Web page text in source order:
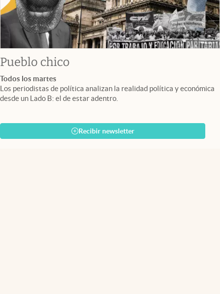
Pueblo chico
Todos los martes
Los periodistas de política analizan la realidad política y económica
desde un Lado B: el de estar adentro.
Recibir newsletter